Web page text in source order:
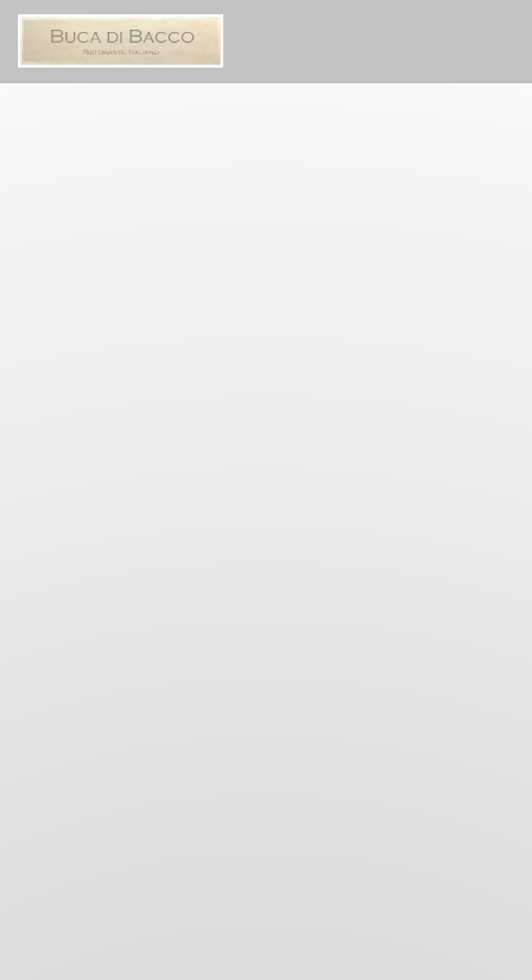
Personalizzazione delle tue scelte sui cookie